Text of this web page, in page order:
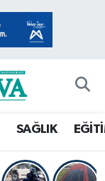
SAĞLIK